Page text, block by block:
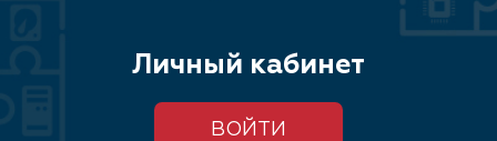
Личный кабинет
ВОЙТИ